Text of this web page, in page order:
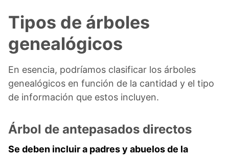
Tipos de árboles
genealógicos
En esencia, podríamos clasificar los árboles
genealógicos en función de la cantidad y el tipo
de información que estos incluyen.
Árbol de antepasados directos
Se deben incluir a padres y abuelos de la